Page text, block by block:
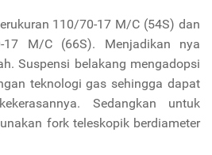
110/70-17 M/C (54S) dan
17 M/C (66S). Menjadikan nya
Suspensi belakang mengadopsi
teknologi gas sehingga dapat
Sedangkan untuk
fork teleskopik berdiameter